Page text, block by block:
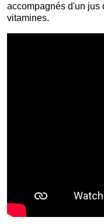
accompagnés d'un jus
vitamines.